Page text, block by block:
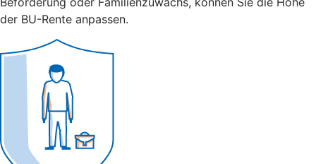
der BU-Rente anpassen.